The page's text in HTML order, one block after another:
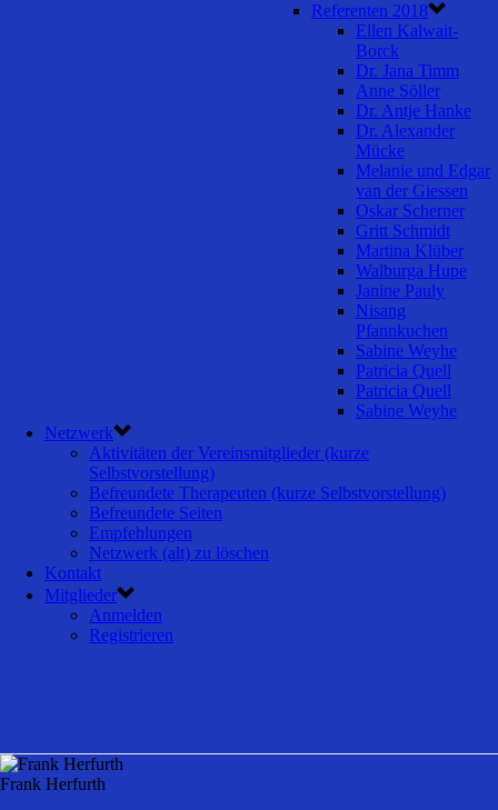
Referenten 2018
Ellen Kalwait-
Borck
Dr. Jana Timm
Anne Söller
Dr. Antje Hanke
Dr. Alexander
Mücke
Melanie und Edgar
van der Giessen
Oskar Scherner
Gritt Schmidt
Martina Klüber
Walburga Hupe
Janine Pauly
Nisang
Pfannkuchen
Sabine Weyhe
Patricia Quell
Patricia Quell
Sabine Weyhe
Netzwerk
Aktivitäten der Vereinsmitglieder (kurze
Selbstvorstellung)
Befreundete Therapeuten (kurze Selbstvorstellung)
Befreundete Seiten
Empfehlungen
Netzwerk (alt) zu löschen
Kontakt
Mitglieder
Anmelden
Registrieren
Frank Herfurth